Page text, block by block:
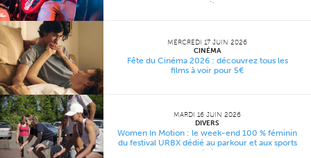
nuit
MERCREDI 17 JUIN 2026
CINÉMA
Fête du Cinéma 2026 : découvrez tous les
films à voir pour 5€
MARDI 16 JUIN 2026
DIVERS
Women In Motion : le week-end 100 % féminin
du festival URBX dédié au parkour et aux sports
urbains